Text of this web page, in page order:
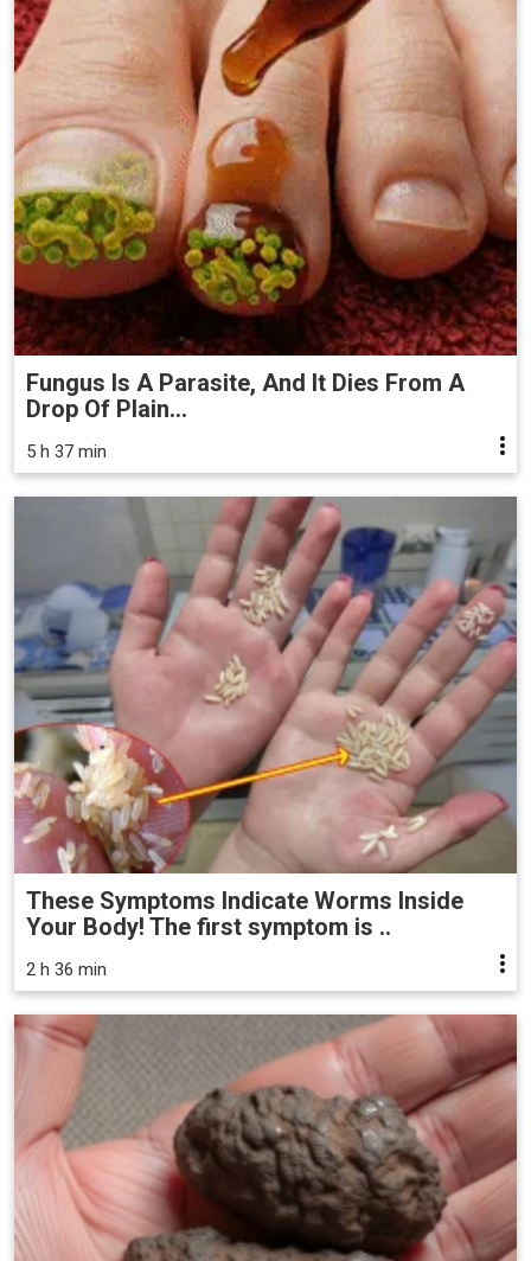
Fungus Is A Parasite, And It Dies From A
Drop Of Plain...
5 h 37 min
These Symptoms Indicate Worms Inside
Your Body! The first symptom is ..
2 h 36 min